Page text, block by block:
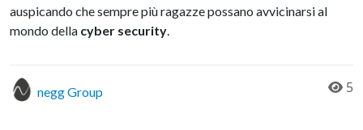
auspicando che sempre più ragazze possano avvicinarsi al
mondo della cyber security.
negg Group 5